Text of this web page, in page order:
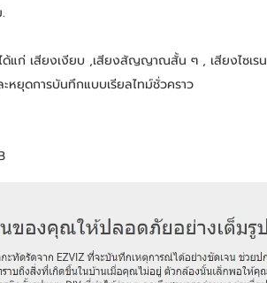
แก่ เสียงเงียบ ,เสียงสัญญาณสั้น ๆ , เสียงไซเรน
หยุดการบันทึกแบบเรียลไทม์ชั่วคราว